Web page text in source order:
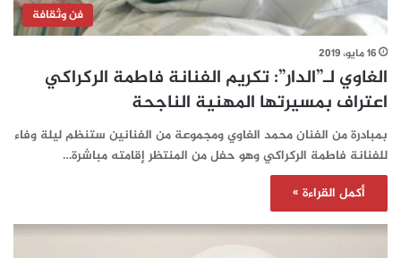
فن وثقافة
16 مايو، 2019
الغاوي لـ”الدار”: تكريم الفنانة فاطمة الركراكي
اعتراف بمسيرتها المهنية الناجحة
بمبادرة من الفنان محمد الغاوي ومجموعة من الفنانين ستنظم ليلة وفاء
للفنانة فاطمة الركراكي وهو حفل من المنتظر إقامته مباشرة…
أكمل القراءة »